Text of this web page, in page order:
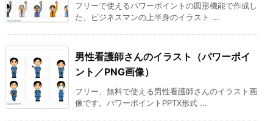
フリーで使えるパワーポイントの図形機能で作成し
た、ビジネスマンの上半身のイラスト ...
男性看護師さんのイラスト（パワーポイ
ント／PNG画像）
フリー、無料で使える男性看護師さんのイラスト画
像です。パワーポイントPPTX形式 ...